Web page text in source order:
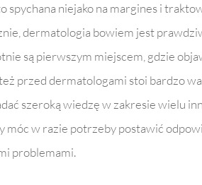
spychana niejako na margines i
dermatologia bowiem jest
są pierwszym miejscem, gdzie
przed dermatologami stoi bardzo
szeroką wiedzę w zakresie wielu
móc w razie potrzeby postawić
problemami.